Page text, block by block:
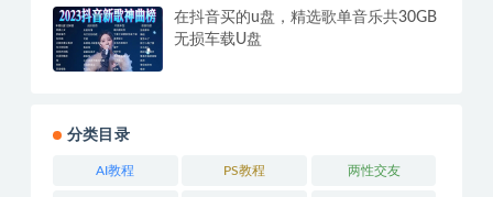
在抖音买的u盘，精选歌单音乐共30GB
无损车载U盘
分类目录
AI教程 PS教程 两性交友